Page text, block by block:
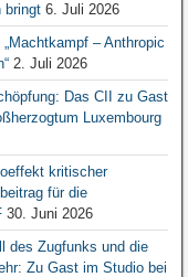
bringt 6. Juli 2026
– Anthropic
2. Juli 2026
Das CII zu Gast
Luxembourg
kritischer
für die
30. Juni 2026
des Zugfunks und die
Zu Gast im Studio bei